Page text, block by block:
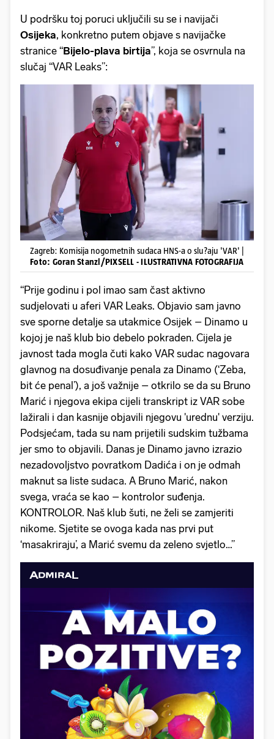
U podršku toj poruci uključili su se i navijači
Osijeka, konkretno putem objave s navijačke
stranice “Bijelo-plava birtija”, koja se osvrnula na
slučaj “VAR Leaks”:
Zagreb: Komisija nogometnih sudaca HNS-a o slu?aju 'VAR' |
Foto: Goran Stanzl/PIXSELL - ILUSTRATIVNA FOTOGRAFIJA
“Prije godinu i pol imao sam čast aktivno
sudjelovati u aferi VAR Leaks. Objavio sam javno
sve sporne detalje sa utakmice Osijek – Dinamo u
kojoj je naš klub bio debelo pokraden. Cijela je
javnost tada mogla čuti kako VAR sudac nagovara
glavnog na dosuđivanje penala za Dinamo (‘Zeba,
bit će penal’), a još važnije – otkrilo se da su Bruno
Marić i njegova ekipa cijeli transkript iz VAR sobe
lažirali i dan kasnije objavili njegovu 'urednu' verziju.
Podsjećam, tada su nam prijetili sudskim tužbama
jer smo to objavili. Danas je Dinamo javno izrazio
nezadovoljstvo povratkom Dadića i on je odmah
maknut sa liste sudaca. A Bruno Marić, nakon
svega, vraća se kao – kontrolor suđenja.
KONTROLOR. Naš klub šuti, ne želi se zamjeriti
nikome. Sjetite se ovoga kada nas prvi put
‘masakriraju’, a Marić svemu da zeleno svjetlo…”